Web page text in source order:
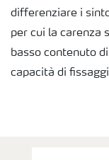
differenziare i
per cui la carenza
basso contenuto
capacità di